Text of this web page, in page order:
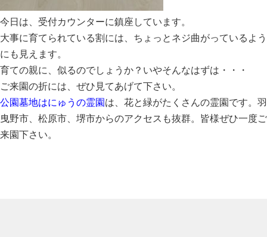
今日は、受付カウンターに鎮座しています。
大事に育てられている割には、ちょっとネジ曲がっているよう
にも見えます。
育ての親に、似るのでしょうか？いやそんなはずは・・・
ご来園の折には、ぜひ見てあげて下さい。
公園墓地はにゅうの霊園 は、花と緑がたくさんの霊園です。羽
曳野市、松原市、堺市からのアクセスも抜群。皆様ぜひ一度ご
来園下さい。